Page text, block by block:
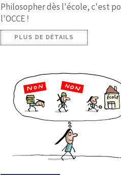
Philosopher dès l'école, c'est
l'OCCE !
PLUS DE DÉTAILS